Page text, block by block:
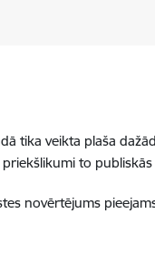
tika veikta plaša
to
novērtējums